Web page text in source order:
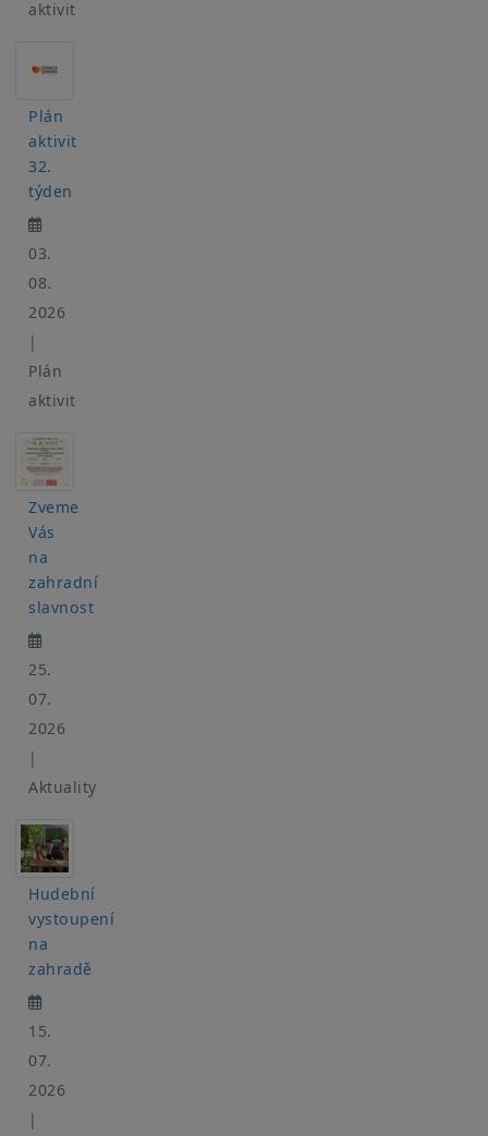
aktivit
Plán
aktivit
32.
týden
03.
08.
2026
|
Plán
aktivit
Zveme
Vás
na
zahradní
slavnost
25.
07.
2026
|
Aktuality
Hudební
vystoupení
na
zahradě
15.
07.
2026
|